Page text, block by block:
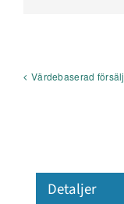
Värdebaserad
Detaljer